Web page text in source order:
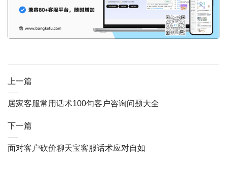
上一篇
居家客服常用话术100句客户咨询问题大全
下一篇
面对客户砍价聊天宝客服话术应对自如